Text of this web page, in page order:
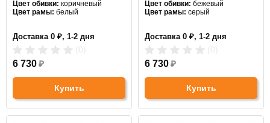
Цвет обивки: коричневый
Цвет рамы: белый
Доставка 0 ₽, 1-2 дня
6 730₽
Купить
Цвет обивки: бежевый
Цвет рамы: серый
Доставка 0 ₽, 1-2 дня
6 730₽
Купить